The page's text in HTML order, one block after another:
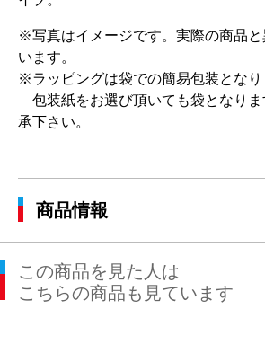
※写真はイメージです。実際の商品
います。
※ラッピングは袋での簡易包装となり
包装紙をお選び頂いても袋となりま
承下さい。
商品情報
この商品を見た人は
こちらの商品も見ています